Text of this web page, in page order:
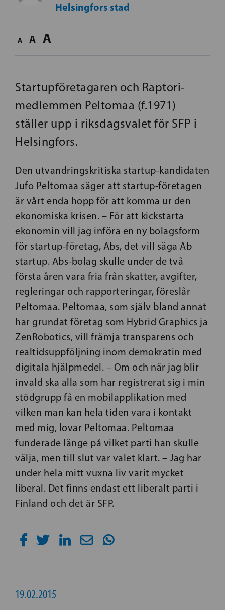
Helsingfors stad
A A A
Startupföretagaren och Raptori-
medlemmen Peltomaa (f.1971)
ställer upp i riksdagsvalet för SFP i
Helsingfors.
Den utvandringskritiska startup-kandidaten
Jufo Peltomaa säger att startup-företagen
är vårt enda hopp för att komma ur den
ekonomiska krisen. – För att kickstarta
ekonomin vill jag införa en ny bolagsform
för startup-företag, Abs, det vill säga Ab
startup. Abs-bolag skulle under de två
första åren vara fria från skatter, avgifter,
regleringar och rapporteringar, föreslår
Peltomaa. Peltomaa, som själv bland annat
har grundat företag som Hybrid Graphics ja
ZenRobotics, vill främja transparens och
realtidsuppföljning inom demokratin med
digitala hjälpmedel. – Om och när jag blir
invald ska alla som har registrerat sig i min
stödgrupp få en mobilapplikation med
vilken man kan hela tiden vara i kontakt
med mig, lovar Peltomaa. Peltomaa
funderade länge på vilket parti han skulle
välja, men till slut var valet klart. – Jag har
under hela mitt vuxna liv varit mycket
liberal. Det finns endast ett liberalt parti i
Finland och det är SFP.
19.02.2015